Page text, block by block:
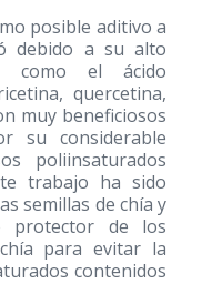
posible aditivo a
debido a su alto
como el ácido
quercetina,
muy beneficiosos
su considerable
poliinsaturados
trabajo ha sido
semillas de chía y
protector de los
para evitar la
contenidos